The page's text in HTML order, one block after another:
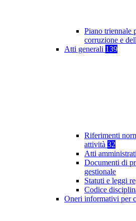
Piano triennale
corruzione e
Atti generali 139
Riferimenti
attività 32
Atti
Documenti di
gestionale
Statuti e leggi
Codice
Oneri informativi per